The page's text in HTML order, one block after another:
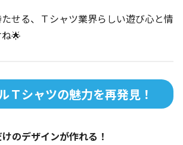
せる、Ｔシャツ業界らしい遊び心と情
🌟
Ｔシャツの魅力を再発見！
のデザインが作れる！